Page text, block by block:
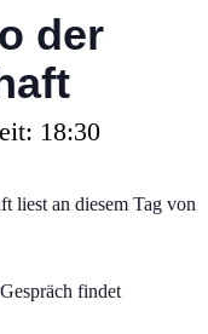
der
18:30
liest an diesem Tag von
findet